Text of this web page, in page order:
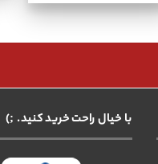
با خیال راحت خرید کنید. ;)